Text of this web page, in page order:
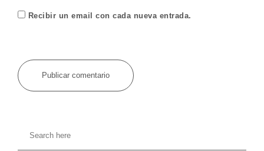
Recibir un email con cada nueva entrada.